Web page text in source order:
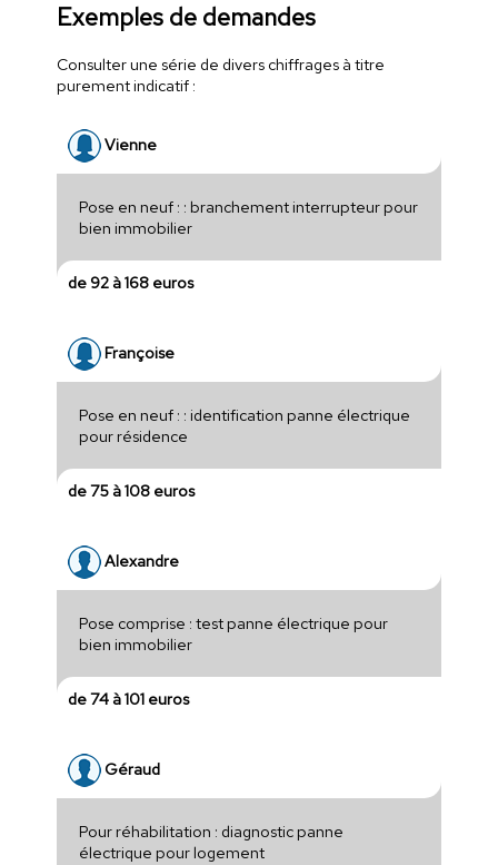
Exemples de demandes
Consulter une série de divers chiffrages à titre
purement indicatif :
Vienne
Pose en neuf : : branchement interrupteur pour
bien immobilier
de 92 à 168 euros
Françoise
Pose en neuf : : identification panne électrique
pour résidence
de 75 à 108 euros
Alexandre
Pose comprise : test panne électrique pour
bien immobilier
de 74 à 101 euros
Géraud
Pour réhabilitation : diagnostic panne
électrique pour logement